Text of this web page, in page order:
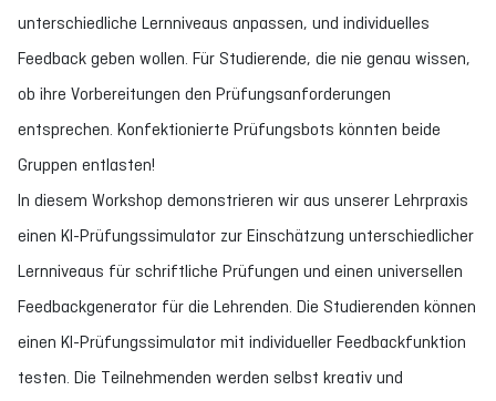
unterschiedliche Lernniveaus anpassen, und individuelles
Feedback geben wollen. Für Studierende, die nie genau wissen,
ob ihre Vorbereitungen den Prüfungsanforderungen
entsprechen. Konfektionierte Prüfungsbots könnten beide
Gruppen entlasten!
In diesem Workshop demonstrieren wir aus unserer Lehrpraxis
einen KI-Prüfungssimulator zur Einschätzung unterschiedlicher
Lernniveaus für schriftliche Prüfungen und einen universellen
Feedbackgenerator für die Lehrenden. Die Studierenden können
einen KI-Prüfungssimulator mit individueller Feedbackfunktion
testen. Die Teilnehmenden werden selbst kreativ und